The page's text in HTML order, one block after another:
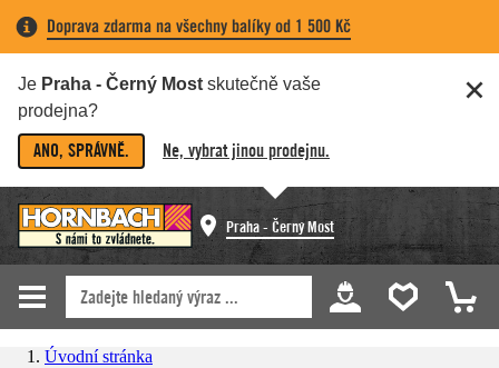
Doprava zdarma na všechny balíky od 1 500 Kč
Je Praha - Černý Most skutečně vaše
prodejna?
ANO, SPRÁVNĚ. Ne, vybrat jinou prodejnu.
Praha - Černý Most
Úvodní stránka